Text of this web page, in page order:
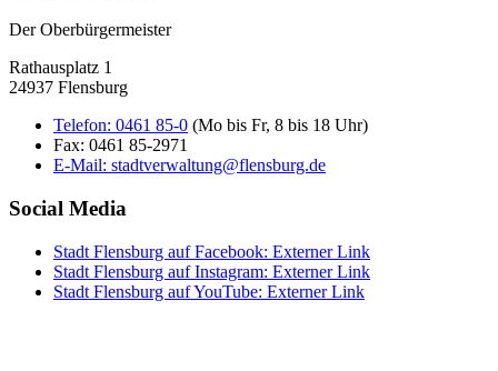
Der Oberbürgermeister
Rathausplatz 1
24937 Flensburg
Telefon: 0461 85-0 (Mo bis Fr, 8 bis 18 Uhr)
Fax: 0461 85-2971
E-Mail: stadtverwaltung@flensburg.de
Social Media
Stadt Flensburg auf Facebook: Externer Link
Stadt Flensburg auf Instagram: Externer Link
Stadt Flensburg auf YouTube: Externer Link